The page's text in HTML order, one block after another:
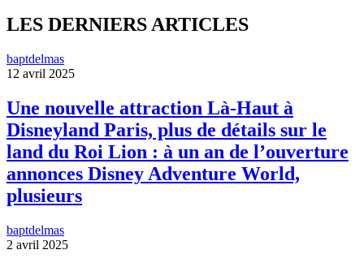
LES DERNIERS ARTICLES
baptdelmas
12 avril 2025
Une nouvelle attraction Là-Haut à
Disneyland Paris, plus de détails sur le
land du Roi Lion : à un an de l’ouverture
annonces Disney Adventure World,
plusieurs
baptdelmas
2 avril 2025